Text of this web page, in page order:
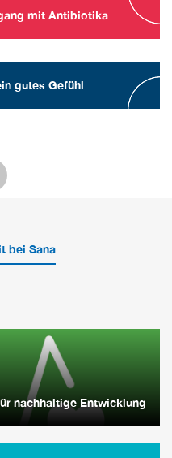
mit Antibiotika
gutes Gefühl
bei Sana
nachhaltige Entwicklung